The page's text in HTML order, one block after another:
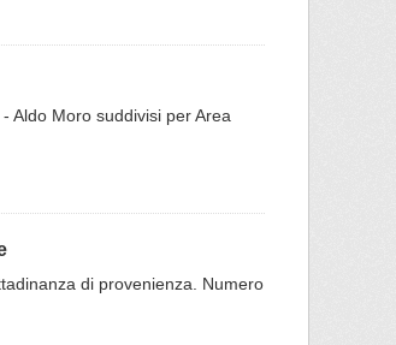
Aldo Moro suddivisi per Area
di provenienza. Numero